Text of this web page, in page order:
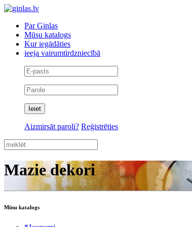
Par Ginlas
Mūsu katalogs
Kur iegādāties
ieeja vairumtirdzniecībā
Aizmirsāt paroli? Reģistrēties
Mazie dekori
Mūsu katalogs